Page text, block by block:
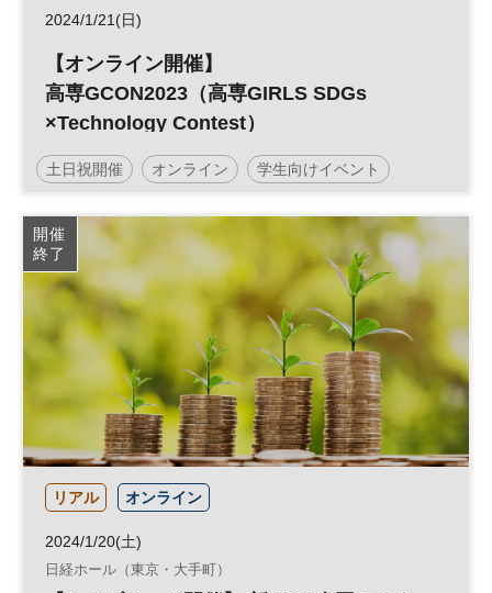
2024/1/21(日)
【オンライン開催】
高専GCON2023（高専GIRLS SDGs
×Technology Contest）
土日祝開催 オンライン 学生向けイベント
高専女子 高専 GCON 社会課題
サステナビリティ SDGs
コンテスト 参加無料
開催
終了
リアル オンライン
2024/1/20(土)
日経ホール（東京・大手町）